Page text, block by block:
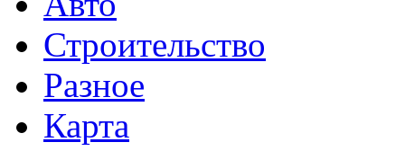
Строительство
Разное
Карта